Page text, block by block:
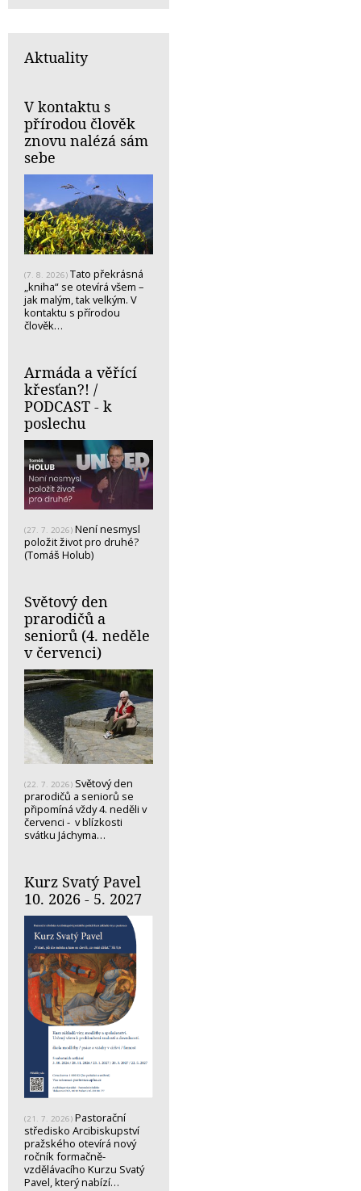
Aktuality
V kontaktu s
přírodou člověk
znovu nalézá sám
sebe
(7. 8. 2026) Tato překrásná
„kniha“ se otevírá všem –
jak malým, tak velkým. V
kontaktu s přírodou
člověk…
Armáda a věřící
křesťan?! /
PODCAST - k
poslechu
(27. 7. 2026) Není nesmysl
položit život pro druhé?
(Tomáš Holub)
Světový den
prarodičů a
seniorů (4. neděle
v červenci)
(22. 7. 2026) Světový den
prarodičů a seniorů se
připomíná vždy 4. neděli v
červenci - v blízkosti
svátku Jáchyma…
Kurz Svatý Pavel
10. 2026 - 5. 2027
(21. 7. 2026) Pastorační
středisko Arcibiskupství
pražského otevírá nový
ročník formačně-
vzdělávacího Kurzu Svatý
Pavel, který nabízí…